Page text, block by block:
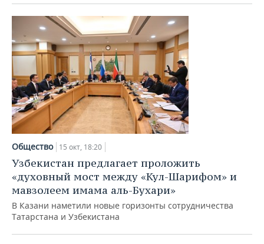
Общество 15 окт, 18:20
Узбекистан предлагает проложить
«духовный мост между «Кул-Шарифом» и
мавзолеем имама аль-Бухари»
В Казани наметили новые горизонты сотрудничества
Татарстана и Узбекистана